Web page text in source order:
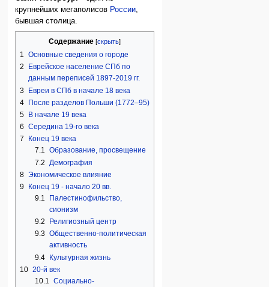
крупнейших мегаполисов России,
бывшая столица.
Содержание
1 Основные сведения о городе
2
Еврейское население СПб по
данным переписей 1897-2019 гг.
3 Евреи в СПб в начале 18 века
4 После разделов Польши (1772–95)
5
В начале 19 века
6 Середина 19-го века
7
Конец 19 века
7.1 Образование, просвещение
7.2
Демография
8 Экономическое влияние
9
Конец 19 - начало 20 вв.
9.1
Палестинофильство,
сионизм
9.2
Религиозный центр
9.3 Общественно-политическая
активность
9.4
Культурная жизнь
10 20-й век
10.1 Социально-